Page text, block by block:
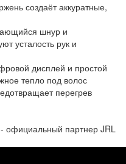
создаёт аккуратные,
шнур и
усталость рук и
дисплей и простой
тепло под волос
перегрев
- официальный партнер JRL